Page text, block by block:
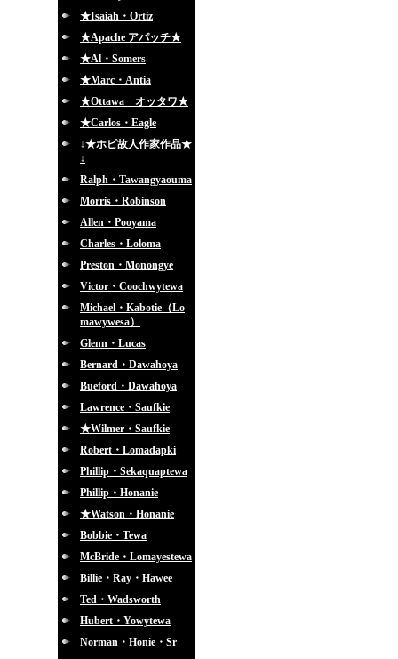
★Isaiah・Ortiz
★Apache アパッチ★
★Al・Somers
★Marc・Antia
★Ottawa オッタワ★
★Carlos・Eagle
↓★ホピ故人作家作品★
↓
Ralph・Tawangyaouma
Morris・Robinson
Allen・Pooyama
Charles・Loloma
Preston・Monongye
Victor・Coochwytewa
Michael・Kabotie（Lo
mawywesa）
Glenn・Lucas
Bernard・Dawahoya
Bueford・Dawahoya
Lawrence・Saufkie
★Wilmer・Saufkie
Robert・Lomadapki
Phillip・Sekaquaptewa
Phillip・Honanie
★Watson・Honanie
Bobbie・Tewa
McBride・Lomayestewa
Billie・Ray・Hawee
Ted・Wadsworth
Hubert・Yowytewa
Norman・Honie・Sr